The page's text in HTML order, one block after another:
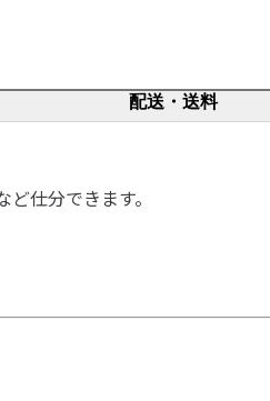
配送・送料
仕分できます。